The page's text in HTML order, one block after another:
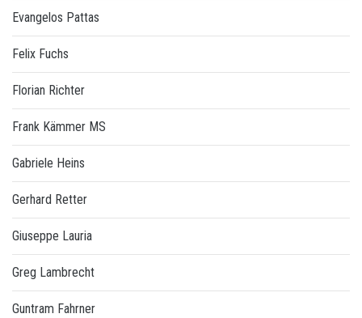
Evangelos Pattas
Felix Fuchs
Florian Richter
Frank Kämmer MS
Gabriele Heins
Gerhard Retter
Giuseppe Lauria
Greg Lambrecht
Guntram Fahrner